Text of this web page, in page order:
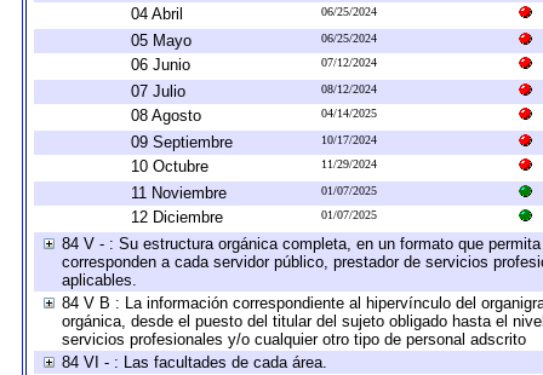
04 Abril 06/25/2024
05 Mayo 06/25/2024
06 Junio 07/12/2024
07 Julio 08/12/2024
08 Agosto 04/14/2025
09 Septiembre 10/17/2024
10 Octubre 11/29/2024
11 Noviembre 01/07/2025
12 Diciembre 01/07/2025
84 V - : Su estructura orgánica completa, en un formato que
corresponden a cada servidor público, prestador de servicios
aplicables.
84 V B : La información correspondiente al hipervínculo del
orgánica, desde el puesto del titular del sujeto obligado hasta el
servicios profesionales y/o cualquier otro tipo de personal adscrito
84 VI - : Las facultades de cada área.